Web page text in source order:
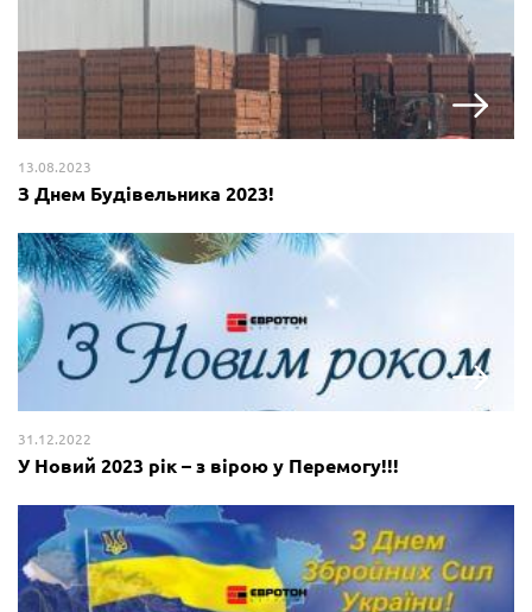
13.08.2023
З Днем Будівельника 2023!
31.12.2022
У Новий 2023 рік – з вірою у Перемогу!!!